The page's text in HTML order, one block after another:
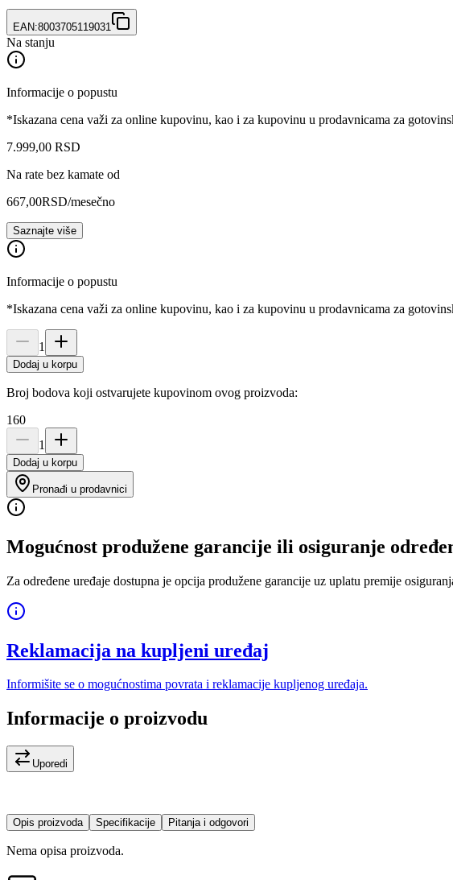
EAN:8003705119031
Na stanju
Informacije o popustu
*Iskazana cena važi za online kupovinu, kao i za kupovinu u prodavnicama za
7.999,00 RSD
Na rate bez kamate od
667,00RSD/mesečno
Saznajte više
Informacije o popustu
*Iskazana cena važi za online kupovinu, kao i za kupovinu u prodavnicama za
1
Dodaj u korpu
Broj bodova koji ostvarujete kupovinom ovog proizvoda:
160
1
Dodaj u korpu
Pronađi u prodavnici
Mogućnost produžene garancije ili osiguranje
Za određene uređaje dostupna je opcija produžene garancije uz uplatu premije
Reklamacija na kupljeni uređaj
Informišite se o mogućnostima povrata i reklamacije kupljenog uređaja.
Informacije o proizvodu
Uporedi
Opis proizvoda Specifikacije Pitanja i odgovori
Nema opisa proizvoda.